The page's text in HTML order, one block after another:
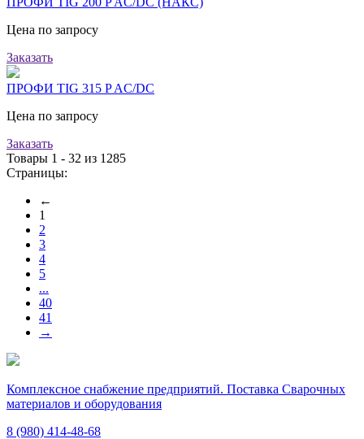
Цена по запросу
Заказать
ПРОФИ TIG 315 P AC/DC
Цена по запросу
Заказать
Товары 1 - 32 из 1285
Страницы:
←
1
2
3
4
5
...
40
41
→
Комплексное снабжение предприятий. Поставка Сварочных
материалов и оборудования
8 (980) 414-48-68